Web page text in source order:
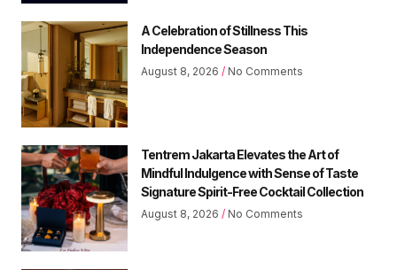
A Celebration of Stillness This
Independence Season
August 8, 2026 No Comments
Tentrem Jakarta Elevates the Art of
Mindful Indulgence with Sense of Taste
Signature Spirit-Free Cocktail Collection
August 8, 2026 No Comments